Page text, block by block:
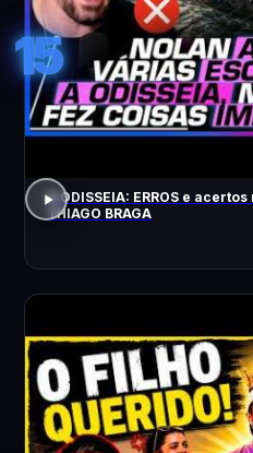
15
A ODISSEIA: ERROS e
THIAGO BRAGA